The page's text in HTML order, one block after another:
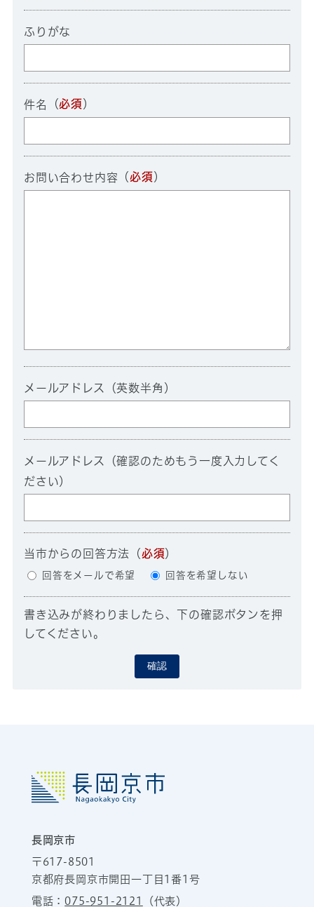
ふりがな
件名 （必須 ）
お問い合わせ内容 （必須 ）
メールアドレス（英数半角）
メールアドレス（確認のためもう一度入力してく
ださい）
当市からの回答方法 （必須）
回答をメールで希望 回答を希望しない
書き込みが終わりましたら、下の確認ボタンを押
してください。
確認
長岡京市
〒617-8501
京都府長岡京市開田一丁目1番1号
電話：075-951-2121
（代表）